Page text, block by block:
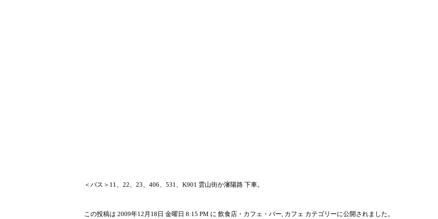
＜バス＞11、22、23、406、531、K901 雲山街か瀋陽路 下車。
この投稿は 2009年12月18日 金曜日 8:15 PM に 飲食店・カフェ・バー, カフェ カテゴリーに公開されました。